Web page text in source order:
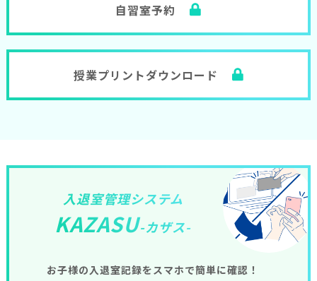
自習室予約
授業プリントダウンロード
入退室管理システム
KAZASU-カザス-
お子様の入退室記録をスマホで簡単に確認！